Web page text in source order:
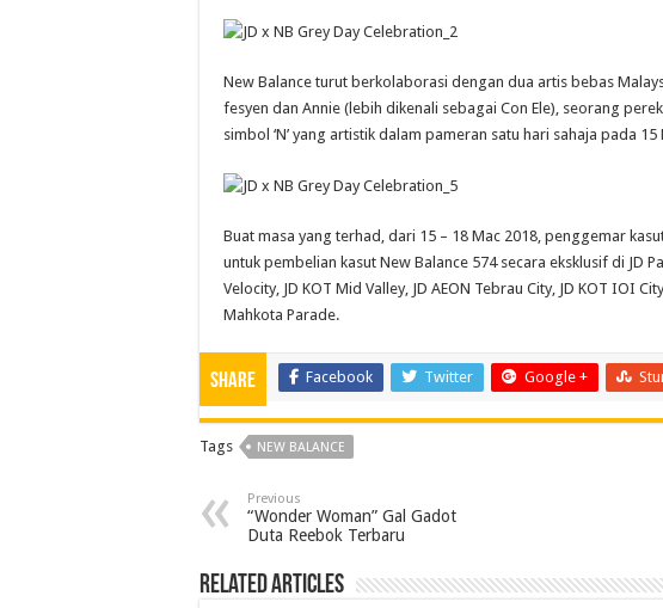
New Balance turut berkolaborasi dengan dua artis bebas
fesyen dan Annie (lebih dikenali sebagai Con Ele), seorang
simbol ‘N’ yang artistik dalam pameran satu hari sahaja pada 15
Buat masa yang terhad, dari 15 – 18 Mac 2018, penggemar
untuk pembelian kasut New Balance 574 secara eksklusif di JD
Velocity, JD KOT Mid Valley, JD AEON Tebrau City, JD KOT IOI
Mahkota Parade.
Share Facebook Twitter Google +
Tags NEW BALANCE
Previous
“Wonder Woman” Gal Gadot
Duta Reebok Terbaru
Related Articles